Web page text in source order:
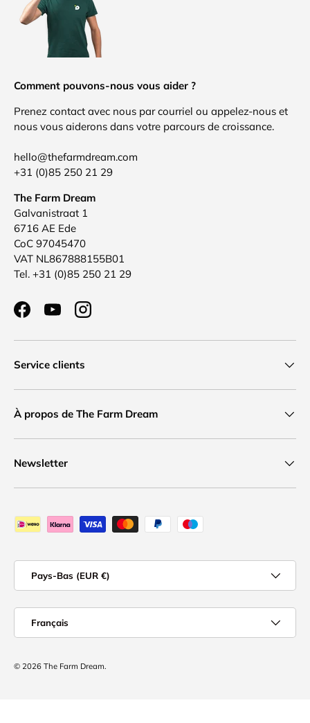
Comment pouvons-nous vous aider ?
Prenez contact avec nous par courriel ou appelez-nous et
nous vous aiderons dans votre parcours de croissance.
hello@thefarmdream.com
+31 (0)85 250 21 29
The Farm Dream
Galvanistraat 1
6716 AE Ede
CoC 97045470
VAT NL867888155B01
Tel. +31 (0)85 250 21 29
FacebookYouTubeInstagram
Service clients
À propos de The Farm Dream
Newsletter
Moyens de paiement acceptés
Pays-Bas (EUR €)
Français
© 2026 The Farm Dream.